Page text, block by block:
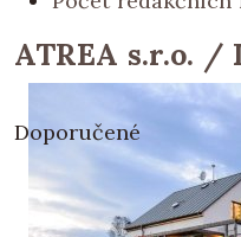
ATREA s.r.o. /
Doporučené